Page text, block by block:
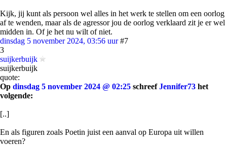
Kijk, jij kunt als persoon wel alles in het werk te stellen om een oorlog
af te wenden, maar als de agressor jou de oorlog verklaard zit je er wel
midden in. Of je het nu wilt of niet.
dinsdag 5 november 2024, 03:56 uur #7
3
suijkerbuijk
suijkerbuijk
quote:
Op dinsdag 5 november 2024 @ 02:25 schreefJennifer73 het
volgende:
[..]
En als figuren zoals Poetin juist een aanval op Europa uit willen
voeren?